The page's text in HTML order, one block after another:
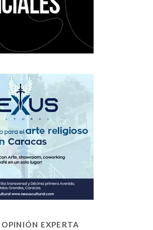
OPINIÓN EXPERTA